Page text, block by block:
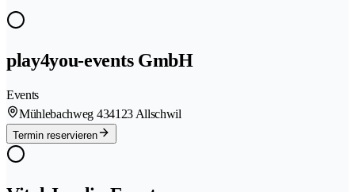
play4you-events GmbH
Events
Mühlebachweg 434123 Allschwil
Termin reservieren